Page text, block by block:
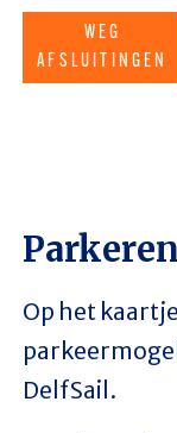
WEG
AFSLUITINGEN
Parkeren
Op het
DelfSail.